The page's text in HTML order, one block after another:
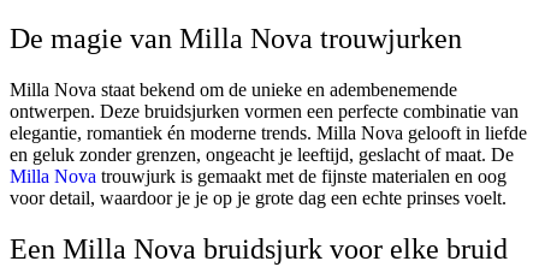
De magie van Milla Nova trouwjurken
Milla Nova staat bekend om de unieke en adembenemende
ontwerpen. Deze bruidsjurken vormen een perfecte combinatie van
elegantie, romantiek én moderne trends. Milla Nova gelooft in liefde
en geluk zonder grenzen, ongeacht je leeftijd, geslacht of maat. De
Milla Nova trouwjurk is gemaakt met de fijnste materialen en oog
voor detail, waardoor je je op je grote dag een echte prinses voelt.
Een Milla Nova bruidsjurk voor elke bruid